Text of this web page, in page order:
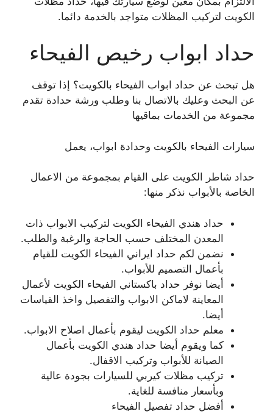
الكويت لتركيب المظلات متواجد بالخدمة دائما.
حداد ابواب رخيص الفيحاء
هل تبحث عن حداد ابواب الفيحاء بالكويت؟ إذا توقف
عن البحث وعليك بالاتصال بنا وطلب ورشة حدادة تقدم
مجموعة من الخدمات بماقيها
سيارات الفيحاء بالكويت وحدادة ابواب، يعمل
حداد شاطر الكويت على القيام بمجموعة من الاعمال
الخاصة بالأبواب نذكر منها:
حداد هندي الفيحاء الكويت لتركيب الابواب ذات
المعدن المختلف حسب الحاجة والرغبة والطلب.
نضمن لكم حداد ايراني الفيحاء الكويت للقيام
بأعمال التصميم للأبواب.
أيضا نوفر حداد باكستاني الفيحاء الكويت لأعمال
المعاينة لاماكن الابواب والتفصيل واخذ القياسات
أيضا.
معلم حداد الكويت ليقوم بأعمال اصلاح الابواب.
كما ويقوم أيضا حداد هندي الكويت بأعمال
الصيانة للأبواب وتركيب الاقفال.
تركيب مظلات كيربي للسيارات بجودة عالية
وبأسعار منافسة للغاية.
أفضل حداد تفصيل الفيحاء